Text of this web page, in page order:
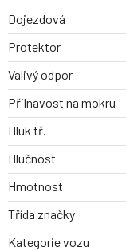
Dojezdová
Protektor
Valivý odpor
Přilnavost na mokru
Hluk tř.
Hlučnost
Hmotnost
Třída značky
Kategorie vozu